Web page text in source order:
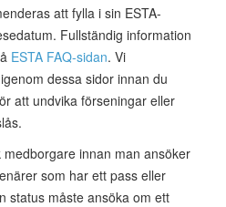
att fylla i sin ESTA-
Fullständig information
ESTA FAQ-sidan. Vi
dessa sidor innan du
att undvika förseningar eller
innan man ansöker
som har ett pass eller
status måste ansöka om ett